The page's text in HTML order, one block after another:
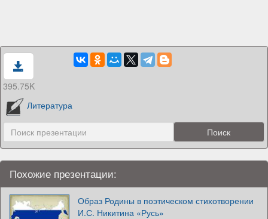
395.75K
Литература
Похожие презентации:
Образ Родины в поэтическом стихотворении
И.С. Никитина «Русь»